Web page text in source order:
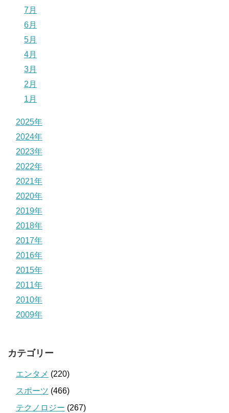
7月
6月
5月
4月
3月
2月
1月
2025年
2024年
2023年
2022年
2021年
2020年
2019年
2018年
2017年
2016年
2015年
2011年
2010年
2009年
カテゴリー
エンタメ (220)
スポーツ (466)
テクノロジー (267)